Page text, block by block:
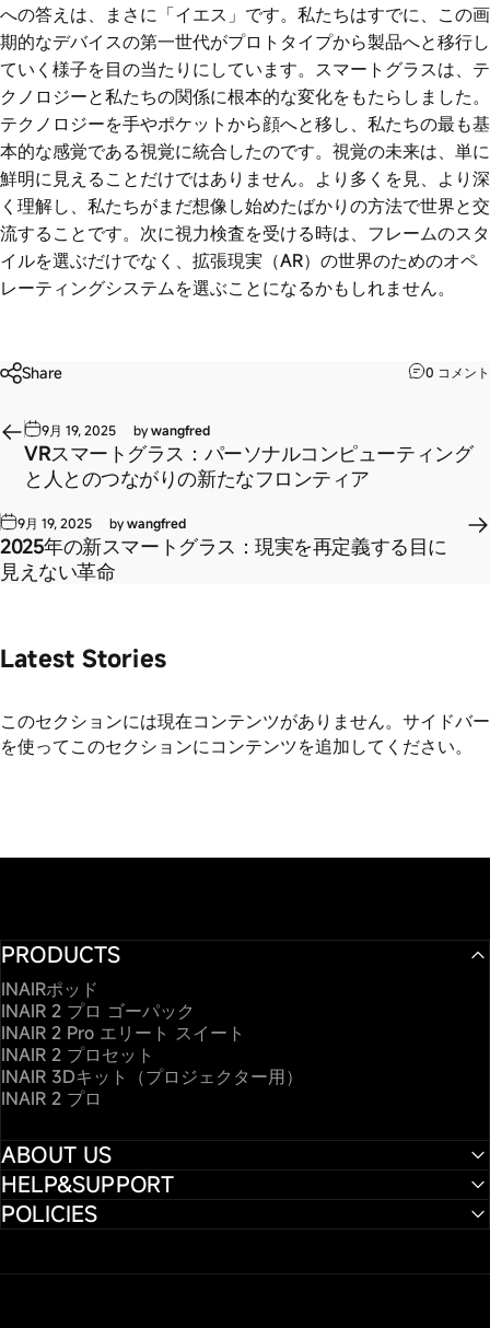
への答えは、まさに「イエス」です。私たちはすでに、この画
期的なデバイスの第一世代がプロトタイプから製品へと移行し
ていく様子を目の当たりにしています。スマートグラスは、テ
クノロジーと私たちの関係に根本的な変化をもたらしました。
テクノロジーを手やポケットから顔へと移し、私たちの最も基
本的な感覚である視覚に統合したのです。視覚の未来は、単に
鮮明に見えることだけではありません。より多くを見、より深
く理解し、私たちがまだ想像し始めたばかりの方法で世界と交
流することです。次に視力検査を受ける時は、フレームのスタ
イルを選ぶだけでなく、拡張現実（AR）の世界のためのオペ
レーティングシステムを選ぶことになるかもしれません。
Share 0 コメント
9月 19, 2025 bywangfred
VRスマートグラス：パーソナルコンピューティング
と人とのつながりの新たなフロンティア
9月 19, 2025 bywangfred
2025年の新スマートグラス：現実を再定義する目に
見えない革命
Latest Stories
このセクションには現在コンテンツがありません。サイドバー
を使ってこのセクションにコンテンツを追加してください。
PRODUCTS
INAIRポッド
INAIR 2 プロ ゴーパック
INAIR 2 Pro エリート スイート
INAIR 2 プロセット
INAIR 3Dキット（プロジェクター用）
INAIR 2 プロ
ABOUT US
HELP&SUPPORT
POLICIES